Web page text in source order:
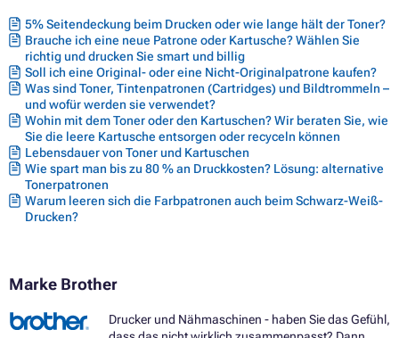
5% Seitendeckung beim Drucken oder wie lange hält der Toner?
Brauche ich eine neue Patrone oder Kartusche? Wählen Sie
richtig und drucken Sie smart und billig
Soll ich eine Original- oder eine Nicht-Originalpatrone kaufen?
Was sind Toner, Tintenpatronen (Cartridges) und Bildtrommeln –
und wofür werden sie verwendet?
Wohin mit dem Toner oder den Kartuschen? Wir beraten Sie, wie
Sie die leere Kartusche entsorgen oder recyceln können
Lebensdauer von Toner und Kartuschen
Wie spart man bis zu 80 % an Druckkosten? Lösung: alternative
Tonerpatronen
Warum leeren sich die Farbpatronen auch beim Schwarz-Weiß-
Drucken?
Marke Brother
Drucker und Nähmaschinen - haben Sie das Gefühl,